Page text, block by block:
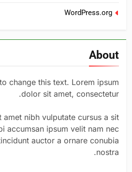
WordPress.org
About
change this text. Lorem ipsum
dolor sit amet, consectetur.
amet nibh vulputate cursus a sit
accumsan ipsum velit nam nec
auctor a ornare conubia
nostra.